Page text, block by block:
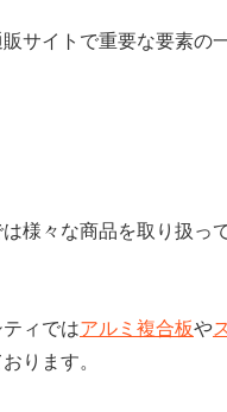
サイトで重要な要素の
様々な商品を取り扱っ
ィではアルミ複合板や
ります。